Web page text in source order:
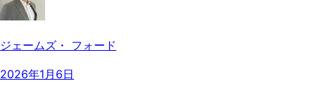
ジェームズ・ フォード
2026年1月6日